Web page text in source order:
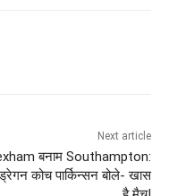
Next article
बनाम Southampton:
कोच पार्किन्सन बोले- खास